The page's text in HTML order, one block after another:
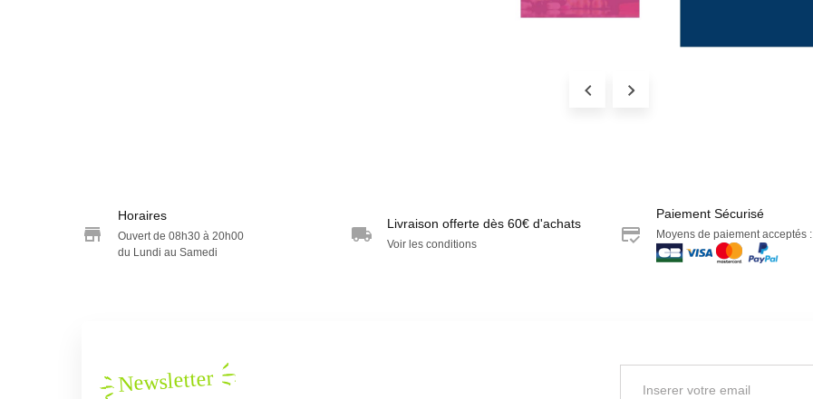
Quel est le meilleur traitement pour l'allergie ?
Horaires
Ouvert de 08h30 à 20h00
du Lundi au Samedi
Livraison offerte dès 60€ d'achats
Voir les conditions
Paiement Sécurisé
Moyens de paiement acceptés :
Newsletter